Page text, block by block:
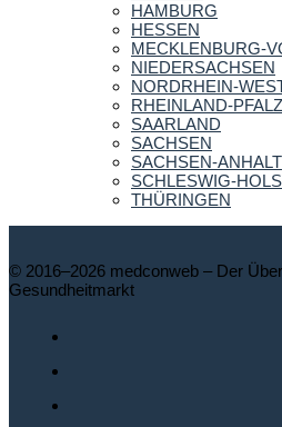
HAMBURG
HESSEN
MECKLENBURG-
NIEDERSACHSEN
NORDRHEIN-
RHEINLAND-PFALZ
SAARLAND
SACHSEN
SACHSEN-ANHALT
SCHLESWIG-
THÜRINGEN
© 2016–2026 medconweb – Der
Gesundheitmarkt